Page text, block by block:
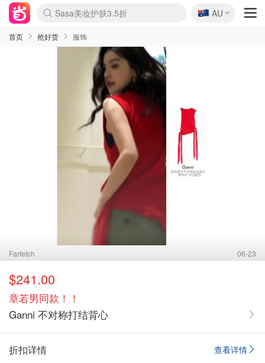
lululemon本周上新
Sasa美妆护肤3.5折
SSENSE年中3折
FreshBeauty好价汇总
Cettire降价+叠9折
Farfetch折上8折
WWS Coles超市实拍
viagogo二手票捡漏
Myer清仓1折起
The Outnet奢牌1折起
David Jones 3折起
Flannels大牌1折
Perfumes Club护肤1折
AMIRO返校季6.2折
Oweek抽奖送Airpods
Amazon折扣汇总
eToro入金$200送$50
Amazon数码好物
ICONIC本周7.5折
ThedoubleF高奢地板价
Moose Knuckles 6折
丝芙兰5折起
EUFY官网3.7折起
Selenichast首饰2折
Trip机票酒店促销
YSL送5件彩妆礼
Amazon家居好物
BIGBANG巡演开票
David Jones时尚3折
Amazon美妆护肤
雅漾大喷$8
过敏原检测盒$33
伊索独家赠50ml沐浴露
科颜氏送高保湿面霜
CW药房打折海报
SEALIFE海洋馆门票6折
丝塔芙大白罐$16
订阅Newsletter送香薰
Cult Beauty 6.8折
Harrods圣诞日历2.3折
LN-CC奢牌私促3折
d'Alba空姐喷雾$16
EVE LOM套装逆天2折
Bernardelli独家4折
Adore Beauty 6折起
CT圣诞日历
Mytheresa奢品2.7折
🇦🇺
AU
首页 抢好货 服饰
Farfetch 06-23
$241.00
章若男同款！！
Ganni 不对称打结背心
查看详情
折扣详情